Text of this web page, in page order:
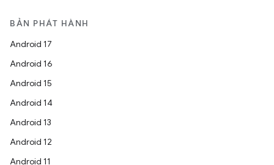
BẢN PHÁT HÀNH
Android 17
Android 16
Android 15
Android 14
Android 13
Android 12
Android 11